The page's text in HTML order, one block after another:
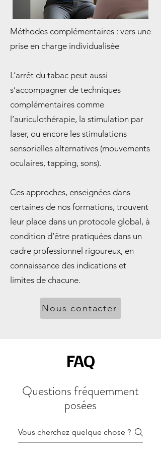
Méthodes complémentaires : vers une
prise en charge individualisée
L’arrêt du tabac peut aussi
s’accompagner de techniques
complémentaires comme
l’auriculothérapie, la stimulation par
laser, ou encore les stimulations
sensorielles alternatives (mouvements
oculaires, tapping, sons).
Ces approches, enseignées dans
certaines de nos formations, trouvent
leur place dans un protocole global, à
condition d’être pratiquées dans un
cadre professionnel rigoureux, en
connaissance des indications et
limites de chacune.
Nous contacter
FAQ
Questions fréquemment
posées